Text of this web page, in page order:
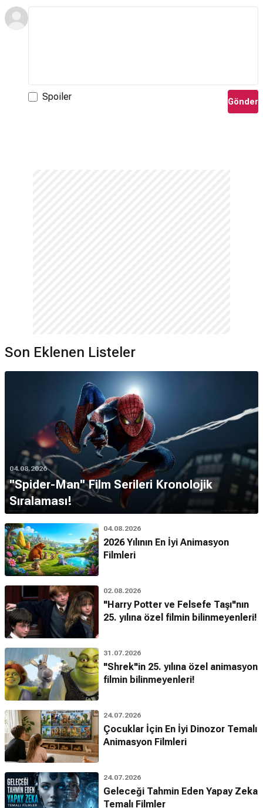
Spoiler Gönder
Son Eklenen Listeler
04.08.2026
''Spider-Man'' Film Serileri Kronolojik
Sıralaması!
04.08.2026
2026 Yılının En İyi Animasyon
Filmleri
02.08.2026
"Harry Potter ve Felsefe Taşı"nın
25. yılına özel filmin bilinmeyenleri!
31.07.2026
"Shrek"in 25. yılına özel animasyon
filmin bilinmeyenleri!
24.07.2026
Çocuklar İçin En İyi Dinozor Temalı
Animasyon Filmleri
24.07.2026
Geleceği Tahmin Eden Yapay Zeka
Temalı Filmler